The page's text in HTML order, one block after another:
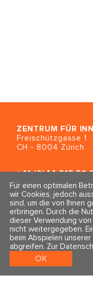
ZENTRUM FÜR
Freischützgasse 1
CH - 8004 Zürich
+41 (0)44 218 80
info@polarity.se
Kontakt & Info
Newsletter
Impressum &
AGBs
Für einen optimalen
wir Cookies, jedoch
sind, um die von Ihnen
erbringen. Durch die
dieser Verwendung
nicht weitergegeben.
beim Abspielen
abgreifen. Zur
OK